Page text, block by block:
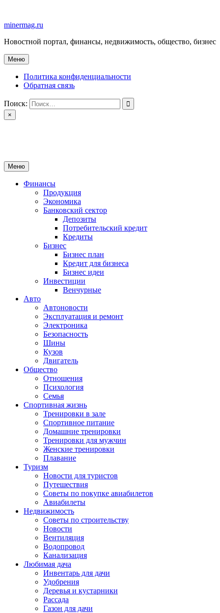
содержимому
minermag.ru
Новостной портал, финансы, недвижимость, общество, бизнес
Меню
Политика конфиденциальности
Обратная связь
Поиск:
×
Меню
Финансы
Продукция
Экономика
Банковский сектор
Депозиты
Потребительский кредит
Кредиты
Бизнес
Бизнес план
Кредит для бизнеса
Бизнес идеи
Инвестиции
Венчурные
Авто
Автоновости
Эксплуатация и ремонт
Электроника
Безопасность
Шины
Кузов
Двигатель
Общество
Отношения
Психология
Семья
Спортивная жизнь
Тренировки в зале
Спортивное питание
Домашние тренировки
Тренировки для мужчин
Женские тренировки
Плавание
Туризм
Новости для туристов
Путешествия
Советы по покупке авиабилетов
Авиабилеты
Недвижимость
Советы по строительству
Новости
Вентиляция
Водопровод
Канализация
Любимая дача
Инвентарь для дачи
Удобрения
Деревья и кустарники
Рассада
Газон для дачи